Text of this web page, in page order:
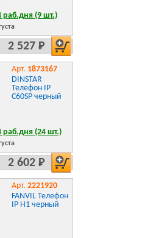
раб.дня (9 шт.)
2 527 Р
Арт. 1873167
DINSTAR
Телефон IP
C60SP черный
раб.дня (24 шт.)
2 602 Р
Арт. 2221920
FANVIL Телефон
IP H1 черный